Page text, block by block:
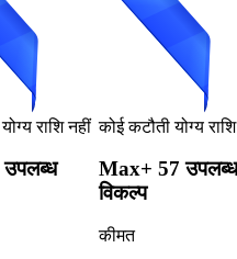
राशि नहीं कोई कटौती योग्य
Max+ 57 उपलब्ध
विकल्प
कीमत